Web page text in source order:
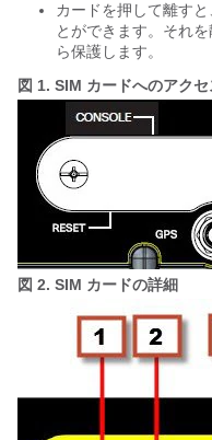
カードを押して離す
とができます。それ
ら保護します。
図 1. SIM カードへのアクセ
図 2. SIM カードの詳細